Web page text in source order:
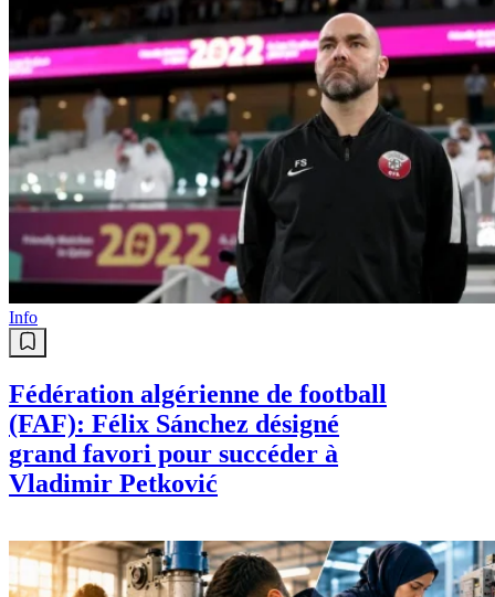
Info
Fédération algérienne de football
(FAF): Félix Sánchez désigné
grand favori pour succéder à
Vladimir Petković